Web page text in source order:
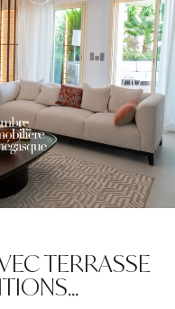
À LOUER À